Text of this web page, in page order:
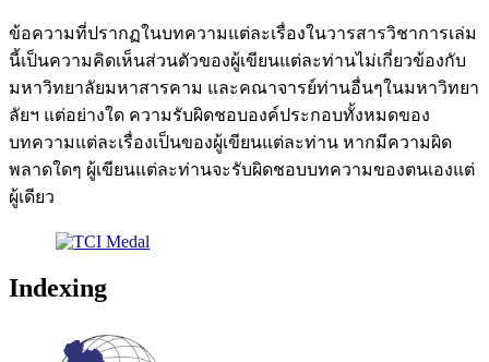
ข้อความที่ปรากฏในบทความแต่ละเรื่องในวารสารวิชาการเล่ม
นี้เป็นความคิดเห็นส่วนตัวของผู้เขียนแต่ละท่านไม่เกี่ยวข้องกับ
มหาวิทยาลัยมหาสารคาม และคณาจารย์ท่านอื่นๆในมหาวิทยา
ลัยฯ แต่อย่างใด ความรับผิดชอบองค์ประกอบทั้งหมดของ
บทความแต่ละเรื่องเป็นของผู้เขียนแต่ละท่าน หากมีความผิด
พลาดใดๆ ผู้เขียนแต่ละท่านจะรับผิดชอบบทความของตนเองแต่
ผู้เดียว
Indexing